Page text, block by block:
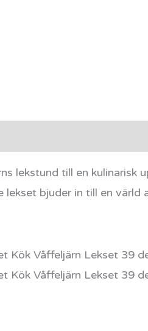
lekstund till en kulinarisk
bjuder in till en värld